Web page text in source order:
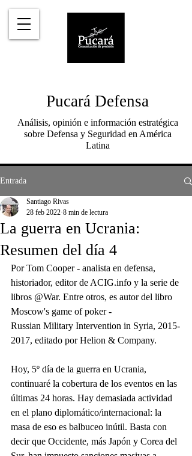
Pucará Defensa
Análisis, opinión e información estratégica
sobre Defensa y Seguridad en América
Latina
Entrada
La guerra en Ucrania:
Resumen del día 4
Santiago Rivas
28 feb 2022 8 min de lectura
Por Tom Cooper - analista en defensa,
historiador, editor de ACIG.info y la serie de
libros @War. Entre otros, es autor del libro
Moscow's game of poker -
Russian Military Intervention in Syria, 2015-
2017, editado por Helion & Company.
Hoy, 5º día de la guerra en Ucrania,
continuaré la cobertura de los eventos en las
últimas 24 horas. Hay demasiada actividad
en el plano diplomático/internacional: la
masa de eso es balbuceo inútil. Basta con
decir que Occidente, más Japón y Corea del